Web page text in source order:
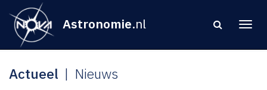
Astronomie.nl
Actueel Nieuws